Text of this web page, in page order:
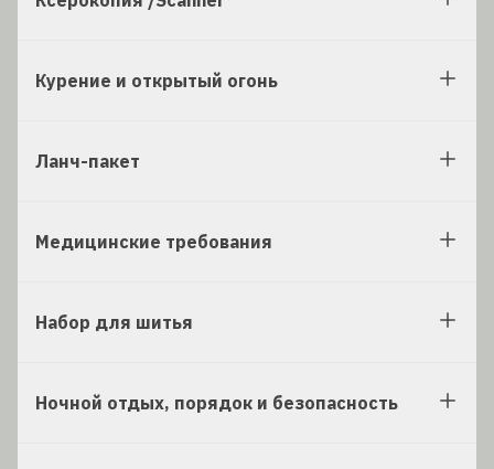
Курение и открытый огонь
Ланч-пакет
Медицинские требования
Набор для шитья
Ночной отдых, порядок и безопасность